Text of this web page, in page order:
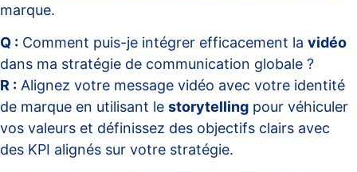
marque.
Q : Comment puis-je intégrer efficacement la vidéo
dans ma stratégie de communication globale ?
R : Alignez votre message vidéo avec votre identité
de marque en utilisant le storytelling pour véhiculer
vos valeurs et définissez des objectifs clairs avec
des KPI alignés sur votre stratégie.